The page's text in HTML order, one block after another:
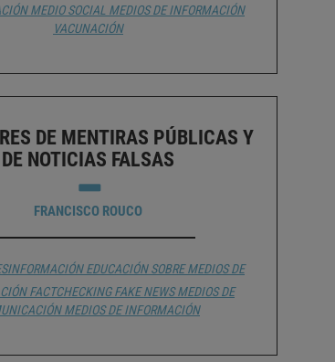
MEDIO SOCIAL MEDIOS DE INFORMACIÓN
VACUNACIÓN
DE MENTIRAS PÚBLICAS Y
DE NOTICIAS FALSAS
FRANCISCO ROUCO
EDUCACIÓN SOBRE MEDIOS DE
FACTCHECKING FAKE NEWS MEDIOS DE
MEDIOS DE INFORMACIÓN